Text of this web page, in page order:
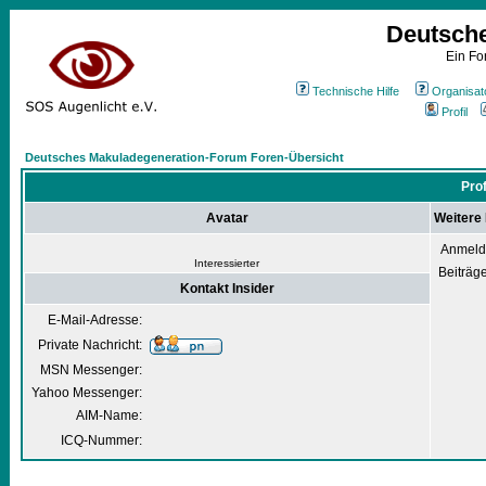
Ein
Technische Hilfe
Profil
Deutsches Makuladegeneration-Forum Foren-Übersicht
Avatar Weitere
Interessierter
Kontakt Insider
E-Mail-Adresse:
Private Nachricht:
MSN Messenger:
Yahoo Messenger:
AIM-Name:
ICQ-Nummer: